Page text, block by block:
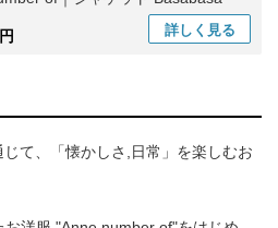
詳しく 見る
て、「懐かしさ,日常」を楽しむお